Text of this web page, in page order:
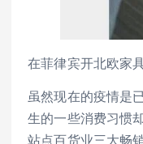
在菲律宾开北欧家
虽然现在的疫情是
生的一些消费习惯
站点百货业三大畅